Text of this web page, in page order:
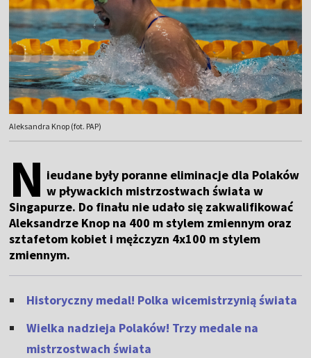
Aleksandra Knop (fot. PAP)
N ieudane były poranne eliminacje dla Polaków
w pływackich mistrzostwach świata w
Singapurze. Do finału nie udało się zakwalifikować
Aleksandrze Knop na 400 m stylem zmiennym oraz
sztafetom kobiet i mężczyzn 4x100 m stylem
zmiennym.
Historyczny medal! Polka wicemistrzynią świata
Wielka nadzieja Polaków! Trzy medale na
mistrzostwach świata